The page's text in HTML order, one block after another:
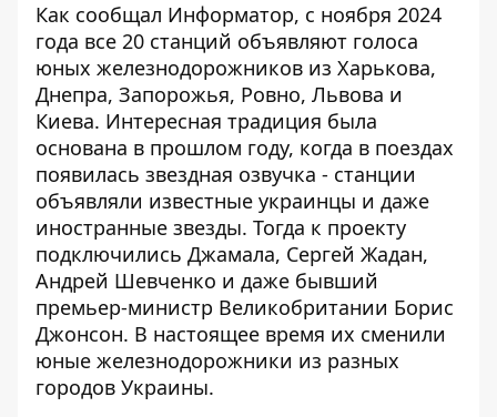
Как сообщал Информатор, с ноября 2024
года все 20 станций объявляют голоса
юных железнодорожников из Харькова,
Днепра, Запорожья, Ровно, Львова и
Киева. Интересная традиция была
основана в прошлом году, когда в поездах
появилась звездная озвучка - станции
объявляли известные украинцы и даже
иностранные звезды. Тогда к проекту
подключились Джамала, Сергей Жадан,
Андрей Шевченко и даже бывший
премьер-министр Великобритании Борис
Джонсон. В настоящее время их сменили
юные железнодорожники из разных
городов Украины.